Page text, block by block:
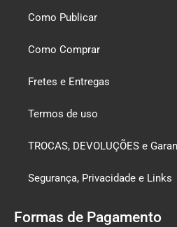
Como Publicar
Como Comprar
Fretes e Entregas
Termos de uso
TROCAS, DEVOLUÇÕES e
Segurança, Privacidade e Links
Formas de Pagamento